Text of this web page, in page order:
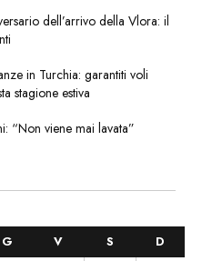
dell’arrivo della Vlora: il
in Turchia: garantiti voli
stagione estiva
“Non viene mai lavata”
G V S
D